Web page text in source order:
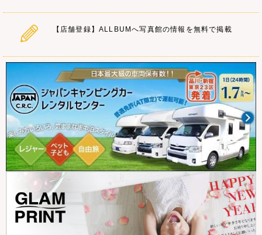
【店舗登録】ALLBUMへ写真館の情報を無料で掲載